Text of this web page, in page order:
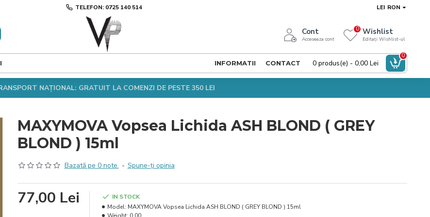
TELEFON: 0725 140 514 LEI RON
Cont
Acceseaza cont
Wishlist
Editați Wishlist-ul
0
INFORMATII CONTACT 0 produs(e) - 0,00 Lei
0
NAȚIONAL: GRATUIT LA COMENZI DE PESTE 350 LEI
MAXYMOVA Vopsea Lichida ASH BLOND ( GREY
BLOND ) 15ml
Bazată pe 0 note. - Spune-ţi opinia
77,00 Lei
IN STOCK
Model: MAXYMOVA Vopsea Lichida ASH BLOND ( GREY BLOND ) 15ml